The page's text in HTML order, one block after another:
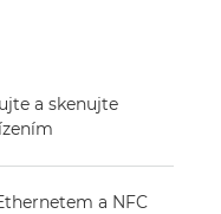
a skenujte
a NFC